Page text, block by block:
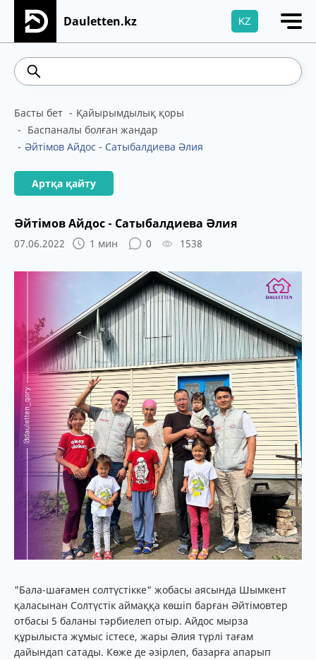
Dauletten.kz KZ
Сіздің өтінішіңіз сәтті жіберілді, Рақмет!
Басты бет
Қайырымдылық қоры
Баспаналы болған жандар
Әйтімов Айдос - Сатыбалдиева Әлия
Артқа қайту
Әйтімов Айдос - Сатыбалдиева Әлия
07.06.2022 1 мин 0 1538
"Бала-шағамен солтүстікке" жобасы аясында Шымкент
қаласынан Солтүстік аймаққа көшіп барған Әйтімовтер
отбасы 5 баланы тәрбиелеп отыр. Айдос мырза
құрылыста жұмыс істесе, жары Әлия түрлі тағам
дайындап сатады. Көже де әзірлеп, базарға апарып